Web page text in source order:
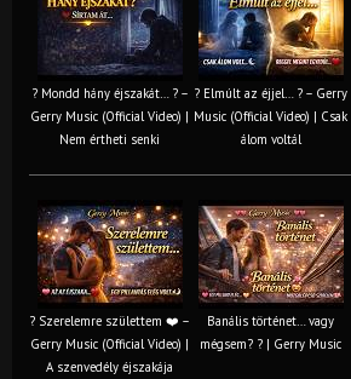
? Mondd hány éjszakát… ? –
Gerry Music (Official Video) |
Nem értheti senki
? Elmúlt az éjjel… ? – Gerry
Music (Official Video) | Csak
álom voltál
? Szerelemre születtem ❤️ –
Gerry Music (Official Video) |
A szenvedély éjszakája
Banális történet… vagy
mégsem? ? | Gerry Music